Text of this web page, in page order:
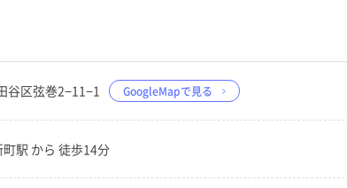
谷区弦巻2−11−1 GoogleMapで見る
駅 から 徒歩14分